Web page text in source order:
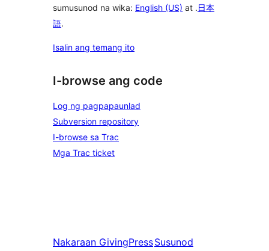
sumusunod na wika: English (US) at .日本
語.
Isalin ang temang ito
I-browse ang code
Log ng pagpapaunlad
Subversion repository
I-browse sa Trac
Mga Trac ticket
Nakaraan GivingPressSusunod